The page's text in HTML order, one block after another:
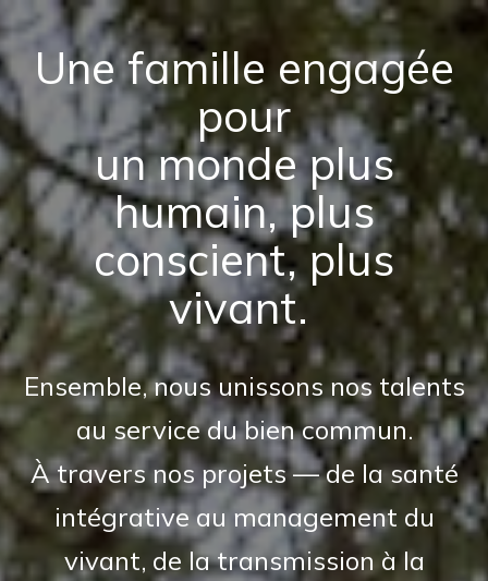
Une famille engagée
pour
un monde plus
humain, plus
conscient, plus
vivant.
Ensemble, nous unissons nos talents
au service du bien commun.
À travers nos projets — de la santé
intégrative au management du
vivant, de la transmission à la